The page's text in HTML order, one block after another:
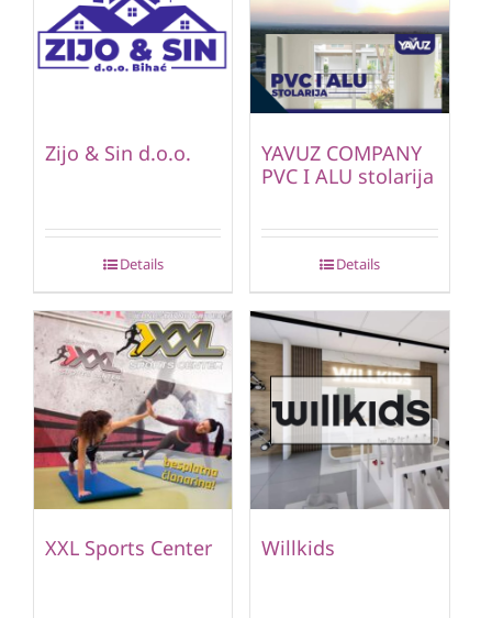
Zijo & Sin d.o.o.
Details
YAVUZ COMPANY
PVC I ALU stolarija
Details
XXL Sports Center Willkids